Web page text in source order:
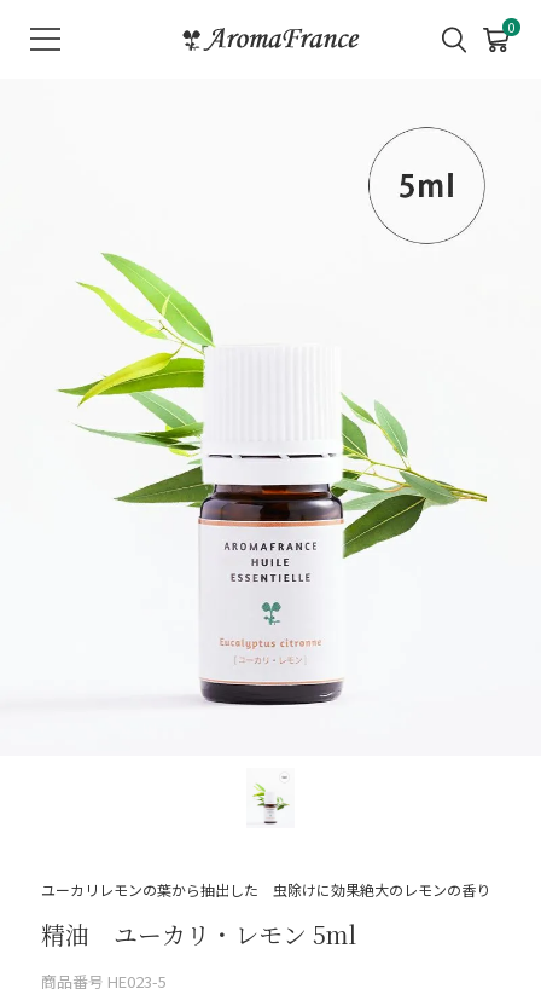
メ
ニ
0
ユーカリレモンの葉から抽出した 虫除けに効果絶大のレモンの香り
精油 ユーカリ・レモン 5ml
商品番号 HE023-5